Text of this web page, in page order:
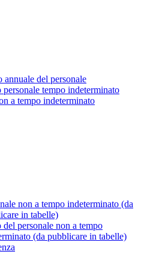
annuale del personale
personale tempo indeterminato
a tempo indeterminato
non a tempo indeterminato (da
in tabelle)
del personale non a tempo
(da pubblicare in tabelle)